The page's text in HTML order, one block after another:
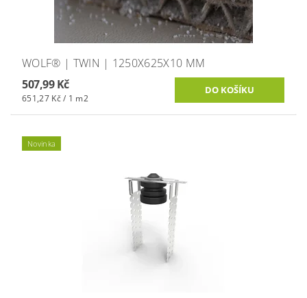
WOLF® | TWIN | 1250X625X10 MM
507,99 Kč
651,27 Kč / 1 m2
Novinka